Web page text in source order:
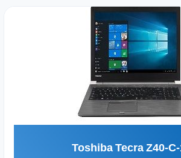
Toshiba Tecra Z40-